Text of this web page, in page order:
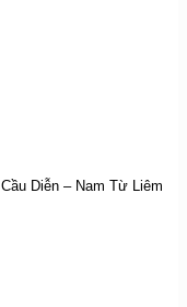
Diễn – Nam Từ Liêm